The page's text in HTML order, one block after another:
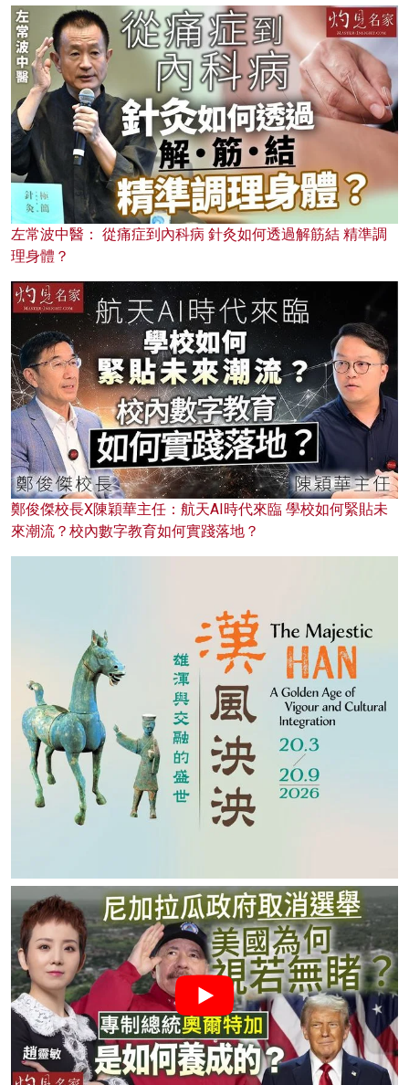
左常波中醫： 從痛症到內科病 針灸如何透過解筋結 精準調
理身體？
鄭俊傑校長X陳穎華主任：航天AI時代來臨 學校如何緊貼未
來潮流？校內數字教育如何實踐落地？